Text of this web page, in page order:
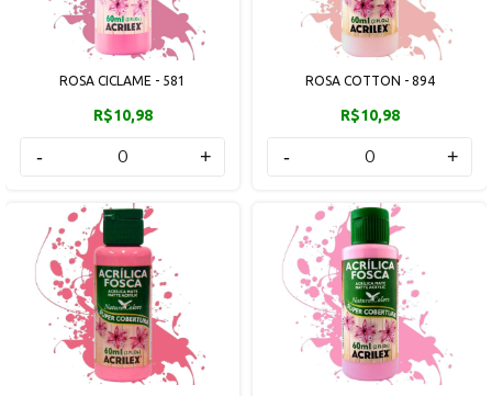
ROSA CICLAME - 581
R$10,98
- +
ROSA COTTON - 894
R$10,98
- +